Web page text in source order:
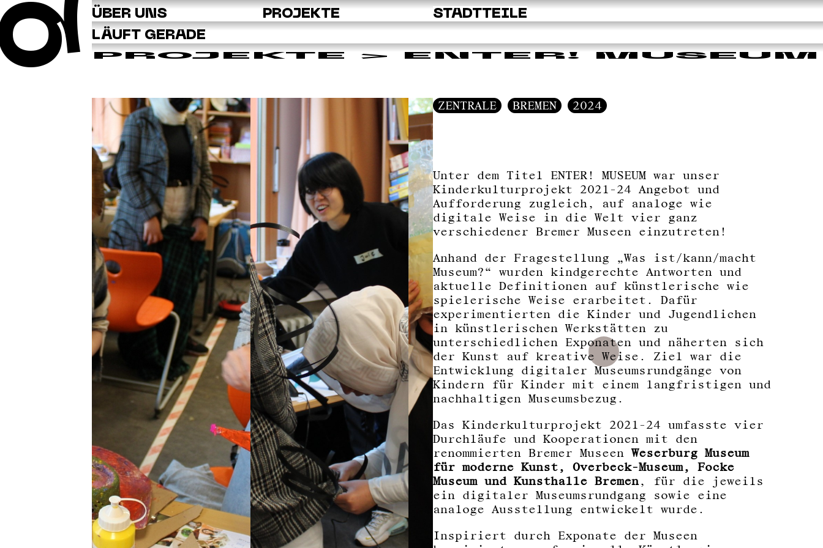
ÜBER UNS PROJEKTE
STADTTEILE
LÄUFT GERADE
PROJEKTE > ENTER! MUSEUM
ZENTRALE BREMEN 2024
Unter dem Titel ENTER! MUSEUM war unser
Kinderkulturprojekt 2021-24 Angebot und
Aufforderung zugleich, auf analoge wie
digitale Weise in die Welt vier ganz
verschiedener Bremer Museen einzutreten!
Anhand der Fragestellung „Was ist/kann/macht
Museum?“ wurden kindgerechte Antworten und
aktuelle Definitionen auf künstlerische wie
spielerische Weise erarbeitet. Dafür
experimentierten die Kinder und Jugendlichen
in künstlerischen Werkstätten zu
unterschiedlichen Exponaten und näherten sich
der Kunst auf kreative Weise. Ziel war die
Entwicklung digitaler Museumsrundgänge von
Kindern für Kinder mit einem langfristigen und
nachhaltigen Museumsbezug.
Das Kinderkulturprojekt 2021-24 umfasste vier
Durchläufe und Kooperationen mit den
renommierten Bremer Museen Weserburg Museum
für moderne Kunst, Overbeck-Museum, Focke
Museum und Kunsthalle Bremen, für die jeweils
ein digitaler Museumsrundgang sowie eine
analoge Ausstellung entwickelt wurde.
Inspiriert durch Exponate der Museen